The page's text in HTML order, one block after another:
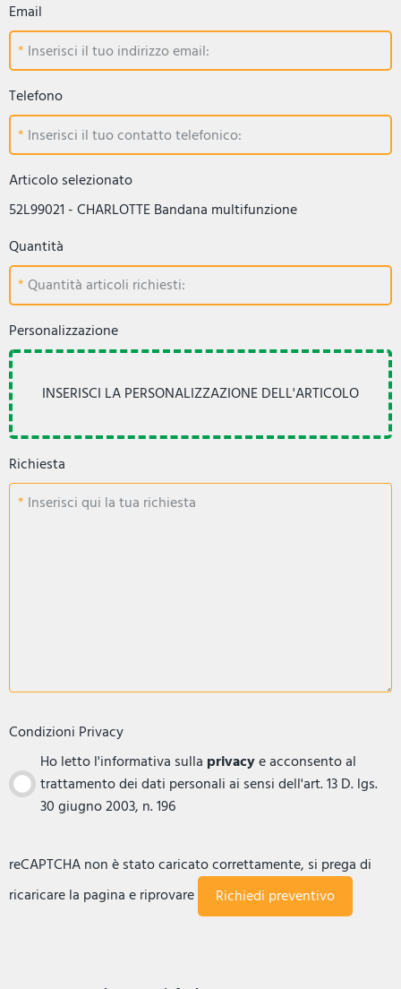
Email
Inserisci il tuo indirizzo email:
Telefono
Inserisci il tuo contatto telefonico:
Articolo selezionato
52L99021 - CHARLOTTE Bandana multifunzione
Quantità
Quantità articoli richiesti:
Personalizzazione
Richiesta
Inserisci qui la tua richiesta
Condizioni Privacy
Ho letto l'informativa sulla privacye acconsento al
trattamento dei dati personali ai sensi dell'art. 13 D. lgs.
30 giugno 2003, n. 196
reCAPTCHA non è stato caricato correttamente, si prega di
ricaricare la pagina e riprovare